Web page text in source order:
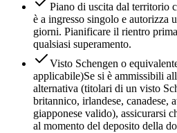
Piano di uscita dal territorio
è a ingresso singolo e autorizza
giorni. Pianificare il rientro
qualsiasi superamento.
Visto Schengen o
applicabile)Se si è ammissibili
alternativa (titolari di un visto
britannico, irlandese, canadese,
giapponese valido), assicurarsi
al momento del deposito della